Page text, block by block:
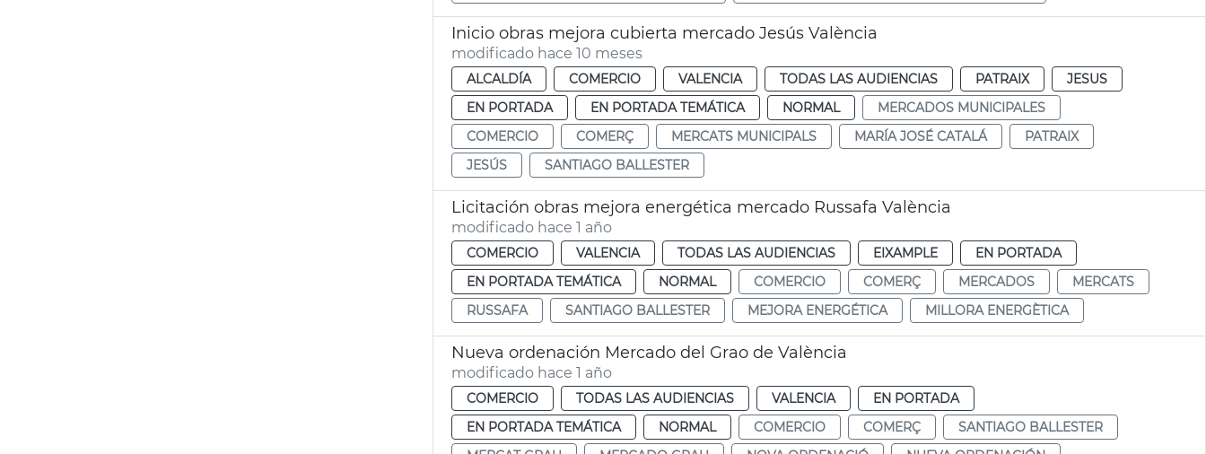
Inicio obras mejora cubierta mercado Jesús València
modificado hace 10 meses
ALCALDÍA COMERCIO VALENCIA TODAS LAS AUDIENCIAS PATRAIX
JESUS
EN PORTADA
EN PORTADA TEMÁTICA NORMAL
MERCADOS MUNICIPALES
COMERCIO
COMERÇ MERCATS MUNICIPALS MARÍA JOSÉ CATALÁ
PATRAIX
JESÚS
SANTIAGO BALLESTER
Licitación obras mejora energética mercado Russafa València
modificado hace 1 año
COMERCIO VALENCIA TODAS LAS AUDIENCIAS EIXAMPLE
EN PORTADA
EN PORTADA TEMÁTICA
NORMAL COMERCIO COMERÇ MERCADOS
MERCATS
RUSSAFA
SANTIAGO BALLESTER MEJORA ENERGÉTICA MILLORA ENERGÈTICA
Nueva ordenación Mercado del Grao de València
modificado hace 1 año
COMERCIO TODAS LAS AUDIENCIAS VALENCIA
EN PORTADA
EN PORTADA TEMÁTICA
NORMAL COMERCIO COMERÇ
SANTIAGO BALLESTER